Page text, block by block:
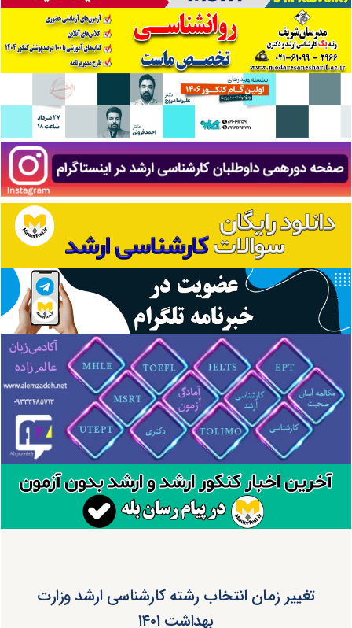
تغییر زمان انتخاب رشته کارشناسی ارشد وزارت
بهداشت ۱۴۰۱